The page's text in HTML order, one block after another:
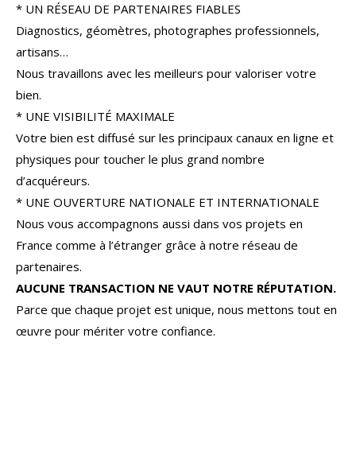
* UN RÉSEAU DE PARTENAIRES FIABLES
Diagnostics, géomètres, photographes professionnels,
artisans…
Nous travaillons avec les meilleurs pour valoriser votre
bien.
* UNE VISIBILITÉ MAXIMALE
Votre bien est diffusé sur les principaux canaux en ligne et
physiques pour toucher le plus grand nombre
d’acquéreurs.
* UNE OUVERTURE NATIONALE ET INTERNATIONALE
Nous vous accompagnons aussi dans vos projets en
France comme à l’étranger grâce à notre réseau de
partenaires.
AUCUNE TRANSACTION NE VAUT NOTRE RÉPUTATION.
Parce que chaque projet est unique, nous mettons tout en
œuvre pour mériter votre confiance.